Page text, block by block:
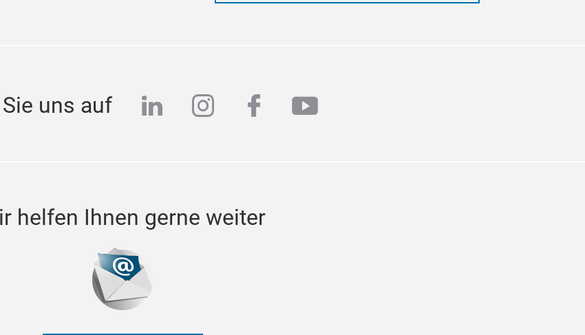
uns auf linkedininstagram
facebook
youtube
helfen Ihnen gerne weiter